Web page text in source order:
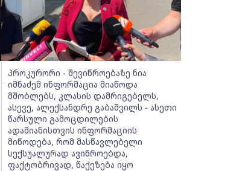
პროკურორი - შევიწროებაზე ნია
იმნაძემ ინფორმაცია მიაწოდა
მშობლებს, კლასის დამრიგებელს,
ასევე, ალექსანდრე გაბაშვილს - ასეთი
წარსული გამოცდილების
ადამიანისთვის ინფორმაციის
მიწოდება, რომ მასწავლებელი
სექსუალურად ავიწროებდა,
ფაქტობრივად, წაქეზება იყო